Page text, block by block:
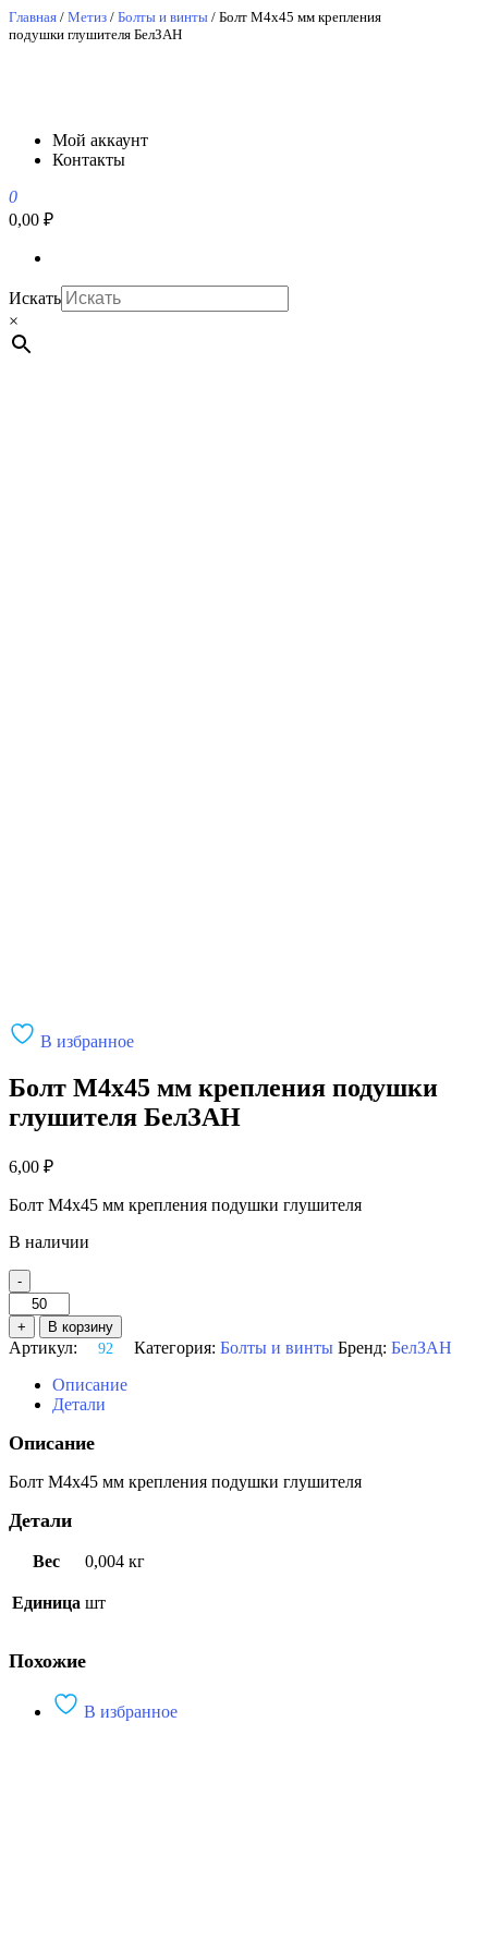
Перейти
к
Главная / Метиз / Болты и винты / Болт М4х45 мм крепления
подушки глушителя БелЗАН
АвтоСпецЮг
АвтоСпецЮг автозапчасти оптом и в розницу
Мой аккаунт
Контакты
0
0,00 ₽
Искать
×
В избранное
Болт М4х45 мм крепления подушки
глушителя БелЗАН
6,00 ₽
Болт М4х45 мм крепления подушки глушителя
В наличии
-
Количество
товара
Болт
М4х45
крепления
подушки
глушителя
+ В корзину
Артикул: 92 Категория: Болты и винты Бренд: БелЗАН
Описание
Детали
Описание
Болт М4х45 мм крепления подушки глушителя
Детали
Вес 0,004 кг
Единица шт
Похожие
В избранное